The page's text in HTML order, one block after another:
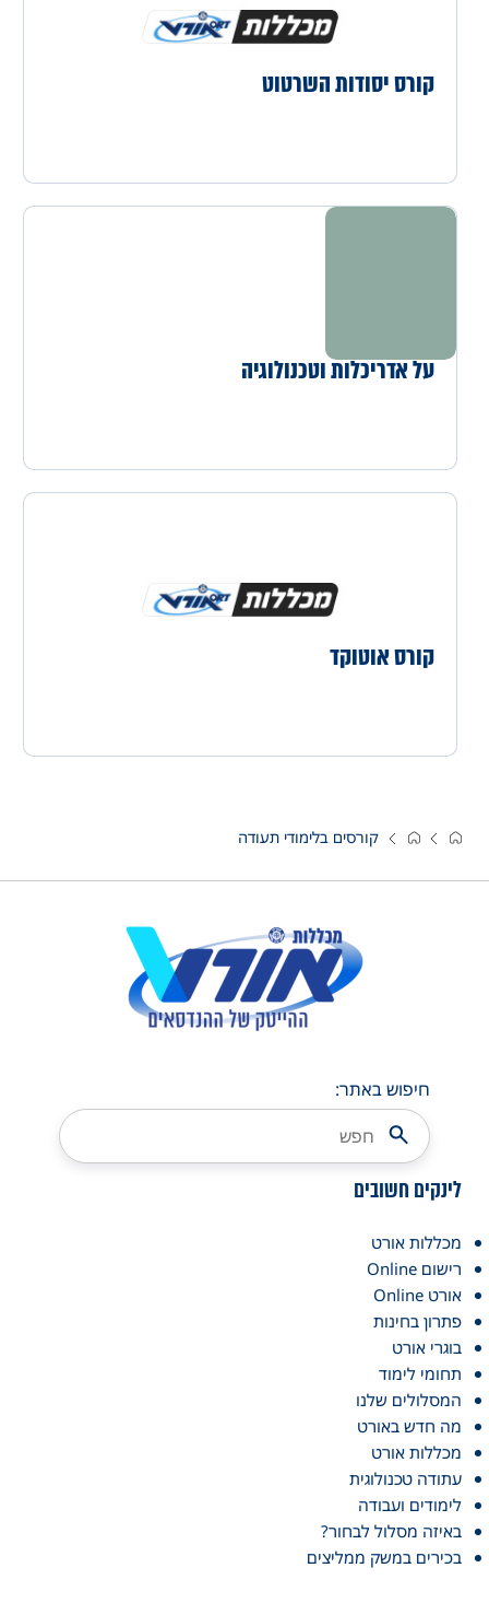
קורס יסודות השרטוט
על אדריכלות וטכנולוגיה
קורס אוטוקד
קורסים בלימודי תעודה
חיפוש באתר:
לינקים חשובים
מכללות אורט
רישום Online
אורט Online
פתרון בחינות
בוגרי אורט
תחומי לימוד
המסלולים שלנו
מה חדש באורט
מכללות אורט
עתודה טכנולוגית
לימודים ועבודה
באיזה מסלול לבחור?
בכירים במשק ממליצים